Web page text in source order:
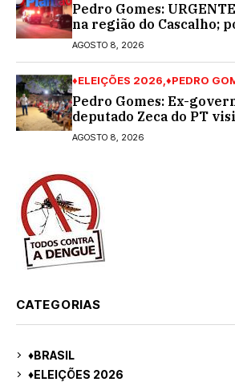
Pedro Gomes:
na região do Cascalho;
AGOSTO 8, 2026
♦ELEIÇÕES 2026 ♦PEDRO
Pedro Gomes: Ex-
deputado Zeca do PT
partido na cidade;
AGOSTO 8, 2026
CATEGORIAS
♦BRASIL
♦ELEIÇÕES 2026